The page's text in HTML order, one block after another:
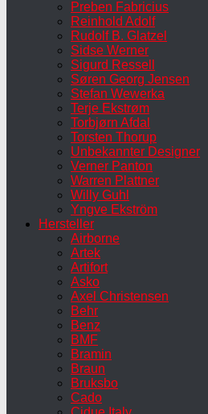
Preben Fabricius
Reinhold Adolf
Rudolf B. Glatzel
Sidse Werner
Sigurd Ressell
Søren Georg Jensen
Stefan Wewerka
Terje Ekstrøm
Torbjørn Afdal
Torsten Thorup
Unbekannter Designer
Verner Panton
Warren Plattner
Willy Guhl
Yngve Ekström
Hersteller
Airborne
Artek
Artifort
Asko
Axel Christensen
Behr
Benz
BMF
Bramin
Braun
Bruksbo
Cado